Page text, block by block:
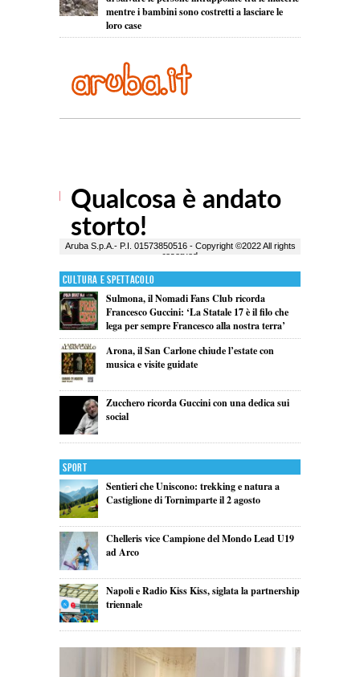
mentre i bambini sono costretti a lasciare le
loro case
Cultura e Spettacolo
Sulmona, il Nomadi Fans Club ricorda
Francesco Guccini: ‘La Statale 17 è il filo che
lega per sempre Francesco alla nostra terra’
Arona, il San Carlone chiude l’estate con
musica e visite guidate
Zucchero ricorda Guccini con una dedica sui
social
Sport
Sentieri che Uniscono: trekking e natura a
Castiglione di Tornimparte il 2 agosto
Chelleris vice Campione del Mondo Lead U19
ad Arco
Napoli e Radio Kiss Kiss, siglata la partnership
triennale